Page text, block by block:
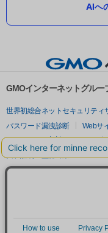
AIへ
GMOインターネットグル
世界初総合ネットセキュリティ
パスワード漏洩診断
Webサ
セキュリティ相談AIチャットボ
実在証明・盗聴対策
サイバー攻撃対策（GMOサイ